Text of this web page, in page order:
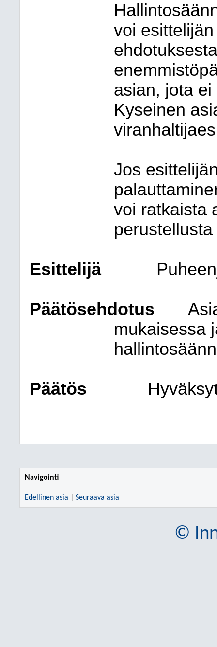
voi
asian, jota
Kyseinen
Jos
voi ratkaista
Esittelijä
Päätösehdotus
mukaisessa
Päätös
Navigointi
Edellinen asia Seuraava asia
©